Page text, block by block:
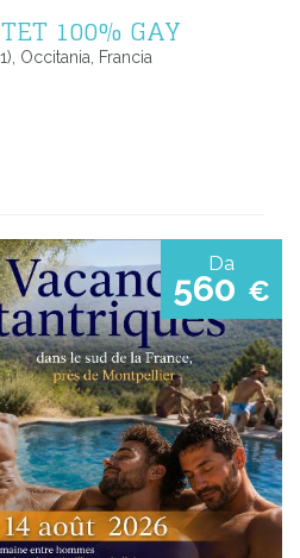
100% GAY
Occitania, Francia
Da
560 €